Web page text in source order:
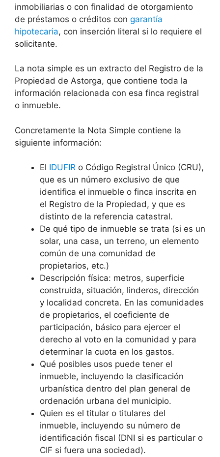
inmobiliarias o con finalidad de otorgamiento
de préstamos o créditos con garantía
hipotecaria, con inserción literal si lo requiere el
solicitante.
La nota simple es un extracto del Registro de la
Propiedad de Astorga, que contiene toda la
información relacionada con esa finca registral
o inmueble.
Concretamente la Nota Simple contiene la
siguiente información:
El IDUFIR o Código Registral Único (CRU),
que es un número exclusivo de que
identifica el inmueble o finca inscrita en
el Registro de la Propiedad, y que es
distinto de la referencia catastral.
De qué tipo de inmueble se trata (si es un
solar, una casa, un terreno, un elemento
común de una comunidad de
propietarios, etc.)
Descripción física: metros, superficie
construida, situación, linderos, dirección
y localidad concreta. En las comunidades
de propietarios, el coeficiente de
participación, básico para ejercer el
derecho al voto en la comunidad y para
determinar la cuota en los gastos.
Qué posibles usos puede tener el
inmueble, incluyendo la clasificación
urbanística dentro del plan general de
ordenación urbana del municipio.
Quien es el titular o titulares del
inmueble, incluyendo su número de
identificación fiscal (DNI si es particular o
CIF si fuera una sociedad).